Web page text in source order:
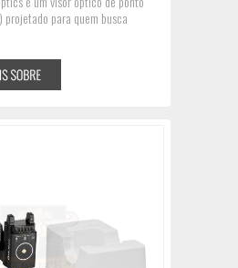
para quem busca